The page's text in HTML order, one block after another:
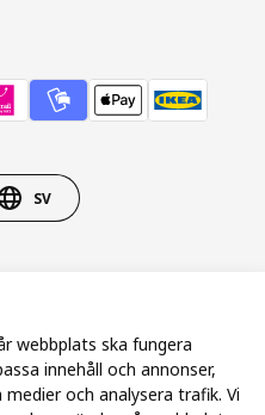
SV
webbplats ska fungera
innehåll och annonser,
och analysera trafik. Vi